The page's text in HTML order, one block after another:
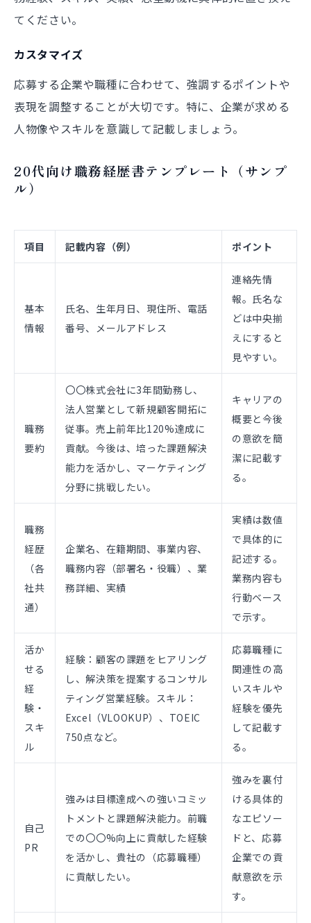
てください。
カスタマイズ
応募する企業や職種に合わせて、強調するポイントや
表現を調整することが大切です。特に、企業が求める
人物像やスキルを意識して記載しましょう。
20代向け職務経歴書テンプレート（サンプ
ル）
項目 記載内容（例） ポイント
基本
情報
氏名、生年月日、現住所、電話
番号、メールアドレス
連絡先情
報。氏名な
どは中央揃
えにすると
見やすい。
職務
要約
〇〇株式会社に3年間勤務し、
法人営業として新規顧客開拓に
従事。売上前年比120%達成に
貢献。今後は、培った課題解決
能力を活かし、マーケティング
分野に挑戦したい。
キャリアの
概要と今後
の意欲を簡
潔に記載す
る。
職務
経歴
（各
社共
通）
企業名、在籍期間、事業内容、
職務内容（部署名・役職）、業
務詳細、実績
実績は数値
で具体的に
記述する。
業務内容も
行動ベース
で示す。
活か
せる
経
験・
スキ
ル
経験：顧客の課題をヒアリング
し、解決策を提案するコンサル
ティング営業経験。スキル：
Excel（VLOOKUP）、TOEIC
750点など。
応募職種に
関連性の高
いスキルや
経験を優先
して記載す
る。
自己
PR
強みは目標達成への強いコミッ
トメントと課題解決能力。前職
での〇〇%向上に貢献した経験
を活かし、貴社の（応募職種）
に貢献したい。
強みを裏付
ける具体的
なエピソー
ドと、応募
企業での貢
献意欲を示
す。